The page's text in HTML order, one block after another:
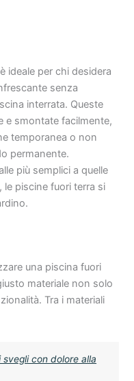
ideale per chi desidera
senza
interrata. Queste
e smontate facilmente,
temporanea o non
permanente.
più semplici a quelle
piscine fuori terra si
una piscina fuori
materiale non solo
Tra i materiali
con dolore alla